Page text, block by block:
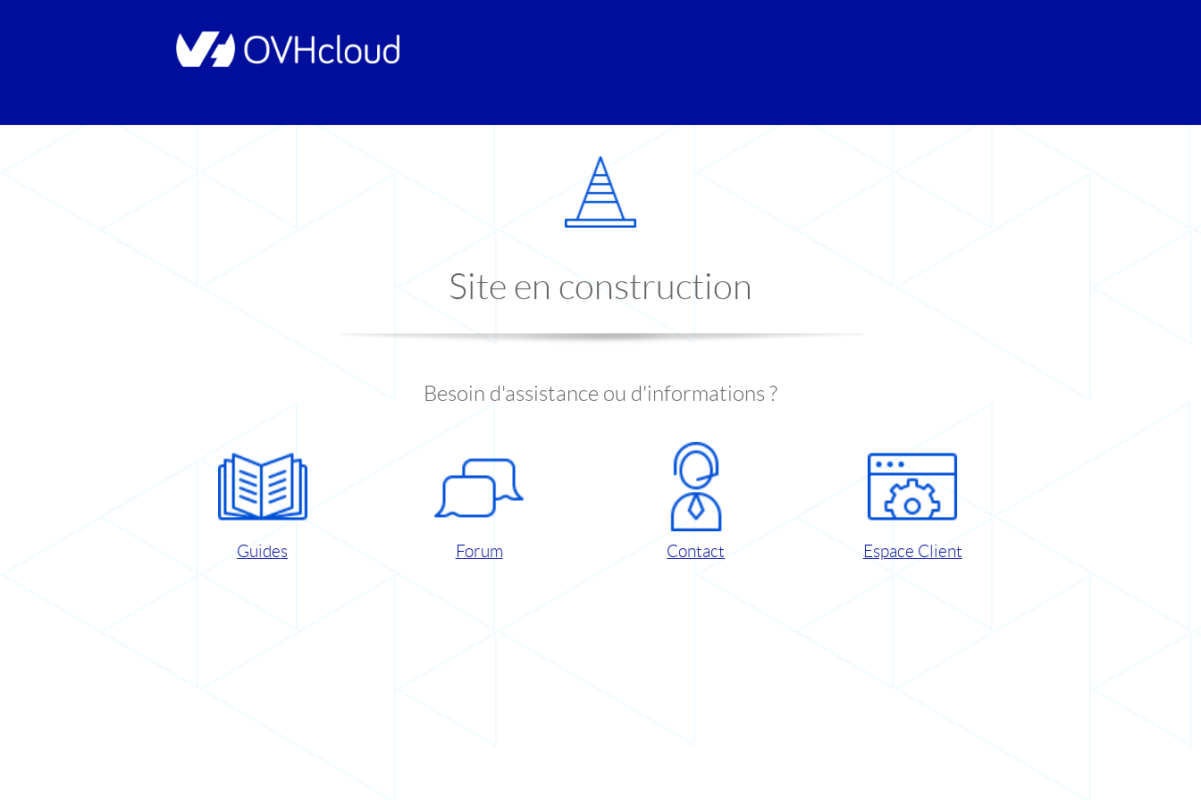
Site en construction
Besoin d'assistance ou d'informations ?
Guides Forum Contact Espace Client